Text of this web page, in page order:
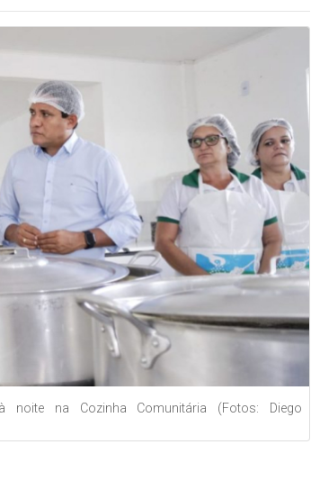
noite na Cozinha Comunitária (Fotos: Diego